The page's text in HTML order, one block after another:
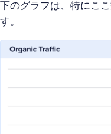
下のグラフは、特にこ
す。